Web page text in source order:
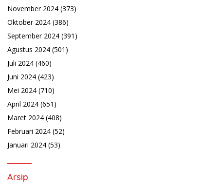
November 2024 (373)
Oktober 2024 (386)
September 2024 (391)
Agustus 2024 (501)
Juli 2024 (460)
Juni 2024 (423)
Mei 2024 (710)
April 2024 (651)
Maret 2024 (408)
Februari 2024 (52)
Januari 2024 (53)
Arsip